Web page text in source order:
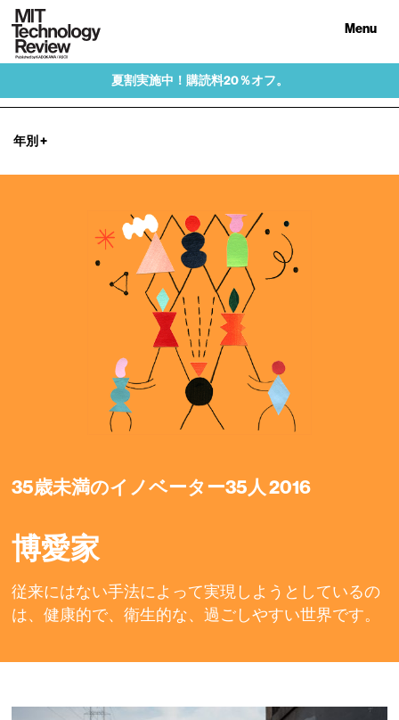
Menu
夏割実施中！購読料20％オフ。
年別 +
35歳未満のイノベーター35人 2016
博愛家
従来にはない手法によって実現しようとしているの
は、健康的で、衛生的な、過ごしやすい世界です。